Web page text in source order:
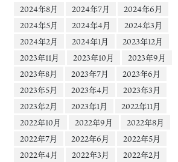
2024年8月
2024年7月
2024年6月
2024年5月
2024年4月
2024年3月
2024年2月
2024年1月
2023年12月
2023年11月
2023年10月
2023年9月
2023年8月
2023年7月
2023年6月
2023年5月
2023年4月
2023年3月
2023年2月
2023年1月
2022年11月
2022年10月
2022年9月
2022年8月
2022年7月
2022年6月
2022年5月
2022年4月
2022年3月
2022年2月